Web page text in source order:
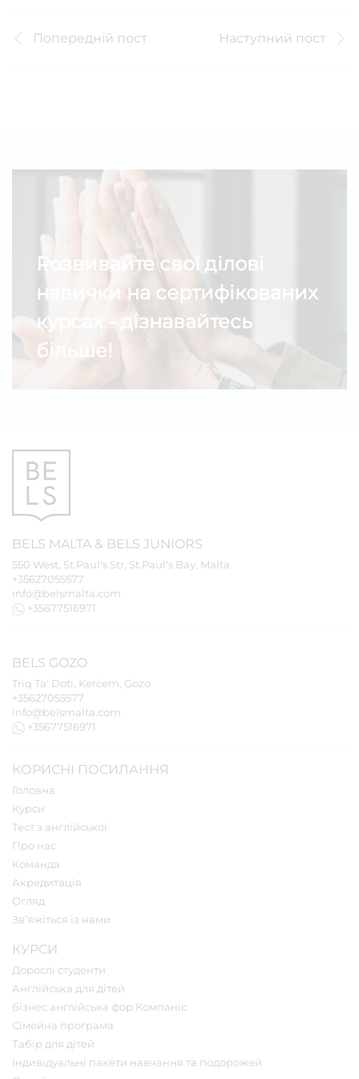
Попередній пост Наступний пост
Розвивайте свої ділові
навички на сертифікованих
курсах - дізнавайтесь
більше!
BELS MALTA & BELS JUNIORS
550 West, St.Paul's Str, St.Paul's Bay, Malta
+35627055577
info@belsmalta.com
+35677516971
BELS GOZO
Triq Ta' Doti, Kerċem, Gozo
+35627055577
info@belsmalta.com
+35677516971
КОРИСНІ ПОСИЛАННЯ
Головна
Курси
Тест з англійської
Про нас
Команда
Акредитація
Огляд
Зв’яжіться із нами
КУРСИ
Дорослі студенти
Англійська для дітей
бізнес англійська фор Компаніс
Сімейна програма
Табір для дітей
Індивідуальні пакети навчання та подорожей